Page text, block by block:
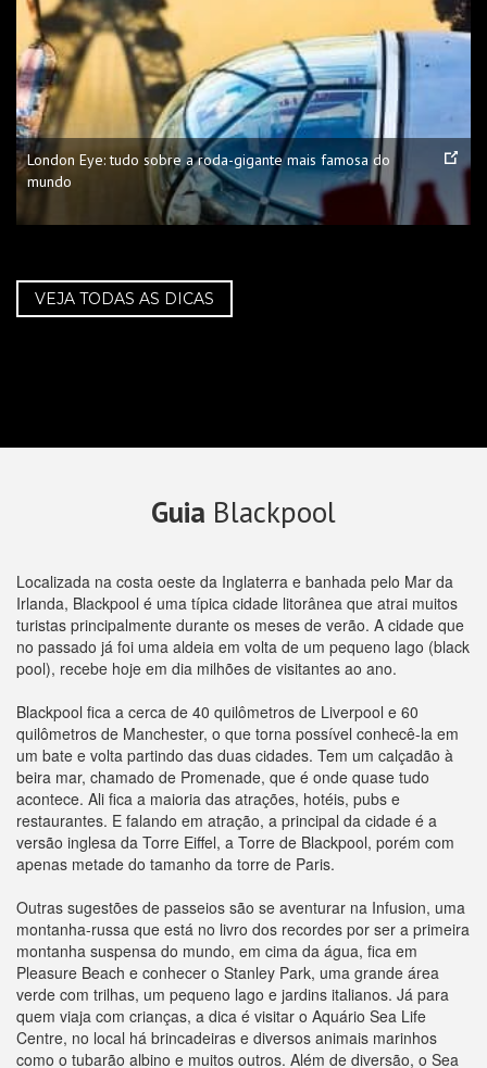
London Eye: tudo sobre a roda-gigante mais famosa do
mundo
VEJA TODAS AS DICAS
Guia Blackpool
Localizada na costa oeste da Inglaterra e banhada pelo Mar da
Irlanda, Blackpool é uma típica cidade litorânea que atrai muitos
turistas principalmente durante os meses de verão. A cidade que
no passado já foi uma aldeia em volta de um pequeno lago (black
pool), recebe hoje em dia milhões de visitantes ao ano.
Blackpool fica a cerca de 40 quilômetros de Liverpool e 60
quilômetros de Manchester, o que torna possível conhecê-la em
um bate e volta partindo das duas cidades. Tem um calçadão à
beira mar, chamado de Promenade, que é onde quase tudo
acontece. Ali fica a maioria das atrações, hotéis, pubs e
restaurantes. E falando em atração, a principal da cidade é a
versão inglesa da Torre Eiffel, a Torre de Blackpool, porém com
apenas metade do tamanho da torre de Paris.
Outras sugestões de passeios são se aventurar na Infusion, uma
montanha-russa que está no livro dos recordes por ser a primeira
montanha suspensa do mundo, em cima da água, fica em
Pleasure Beach e conhecer o Stanley Park, uma grande área
verde com trilhas, um pequeno lago e jardins italianos. Já para
quem viaja com crianças, a dica é visitar o Aquário Sea Life
Centre, no local há brincadeiras e diversos animais marinhos
como o tubarão albino e muitos outros. Além de diversão, o Sea